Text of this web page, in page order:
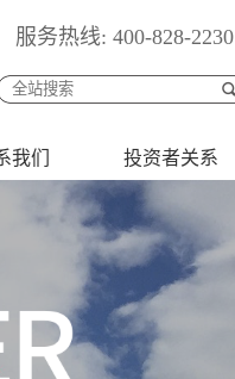
服务热线: 400-828-2230
我们 投资者关系